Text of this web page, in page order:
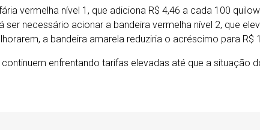
vermelha nível 1, que adiciona R$ 4,46 a cada 100
ser necessário acionar a bandeira vermelha nível 2, que
a bandeira amarela reduziria o acréscimo para R$
enfrentando tarifas elevadas até que a situação